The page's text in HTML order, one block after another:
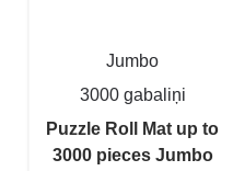
Jumbo
3000 gabaliņi
Puzzle Roll Mat up to
3000 pieces Jumbo